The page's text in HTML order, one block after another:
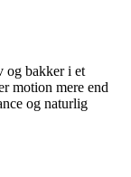
og bakker i et
motion mere end
og naturlig